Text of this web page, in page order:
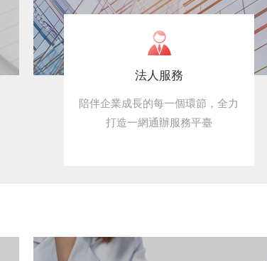
法人服務
陪伴企業成長的每一個環節，全力
打造一網通辦服務平臺